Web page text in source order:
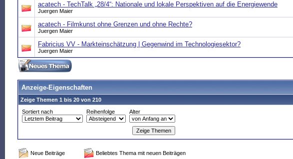
acatech - TechTalk „28/4“: Nationale und lokale Perspektiven auf die Energiewende
Juergen Maier
acatech - Filmkunst ohne Grenzen und ohne Rechte?
Juergen Maier
Fabricius VV - Markteinschätzung | Gegenwind im Technologiesektor?
Juergen Maier
Anzeige-Eigenschaften
Zeige Themen 1 bis 20 von 210
Sortiert nach
Reihenfolge Alter
Neue Beiträge Beliebtes Thema mit neuen Beiträgen